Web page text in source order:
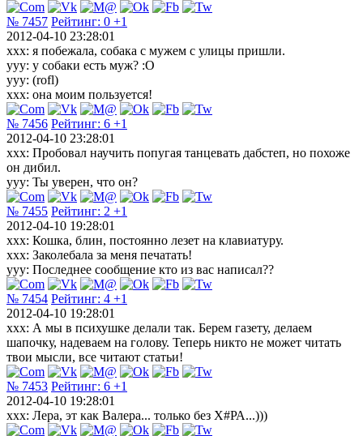
№ 7457 Рейтинг: 0 +1
2012-04-10 23:28:01
xxx: я побежала, собака с мужем с улицы пришли.
yyy: у собаки есть муж? :O
yyy: (rofl)
xxx: она моим пользуется!
№ 7456 Рейтинг: 6 +1
2012-04-10 23:28:01
xxx: Пробовал научить попугая танцевать дабстеп, но похоже
он дибил.
yyy: Ты уверен, что он?
№ 7455 Рейтинг: 2 +1
2012-04-10 19:28:01
xxx: Кошка, блин, постоянно лезет на клавиатуру.
xxx: Заколебала за меня печатать!
yyy: Последнее сообщение кто из вас написал??
№ 7454 Рейтинг: 4 +1
2012-04-10 19:28:01
xxx: А мы в психушке делали так. Берем газету, делаем
шапочку, надеваем на голову. Теперь никто не может читать
твои мысли, все читают статьи!
№ 7453 Рейтинг: 6 +1
2012-04-10 19:28:01
xxx: Лера, эт как Валера... только без Х#РА...)))